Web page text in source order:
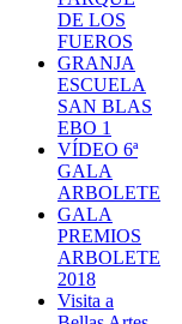
DE LOS
FUEROS
GRANJA
ESCUELA
SAN BLAS
EBO 1
VÍDEO 6ª
GALA
ARBOLETE
GALA
PREMIOS
ARBOLETE
2018
Visita a